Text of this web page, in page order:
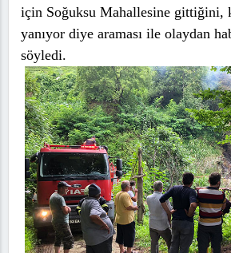
için Soğuksu Mahallesine gittiğini,
yanıyor diye araması ile olaydan
söyledi.